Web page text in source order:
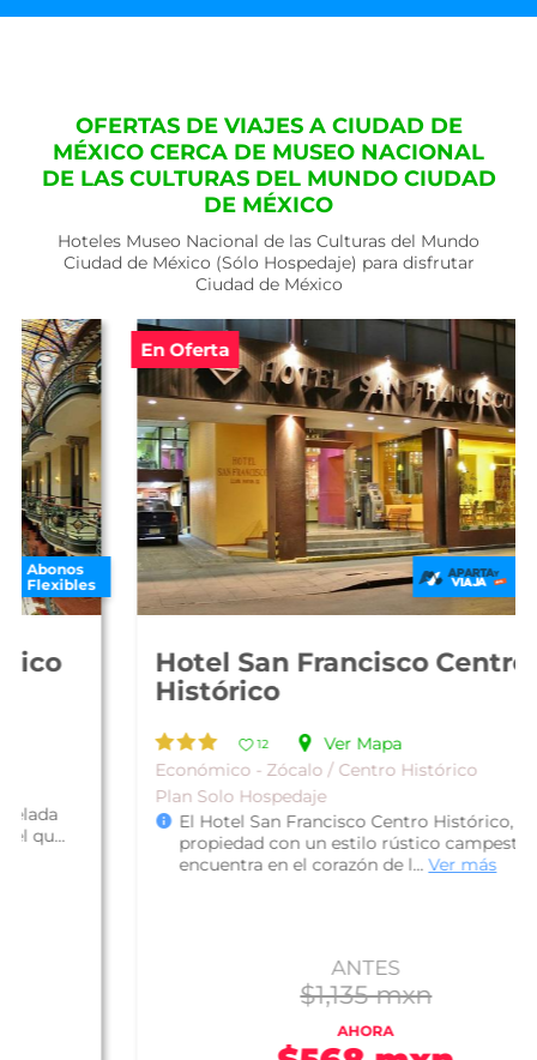
OFERTAS DE VIAJES A CIUDAD DE
MÉXICO CERCA DE MUSEO NACIONAL
DE LAS CULTURAS DEL MUNDO CIUDAD
DE MÉXICO
Hoteles Museo Nacional de las Culturas del Mundo
Ciudad de México (Sólo Hospedaje) para disfrutar
Ciudad de México
En Oferta
Abonos
Flexibles
Hotel San Francisco Centro
Histórico
12
Ver Mapa
Económico - Zócalo / Centro Histórico
Plan Solo Hospedaje
El Hotel San Francisco Centro Histórico, es una
propiedad con un estilo rústico campestre; se
encuentra en el corazón de l...Ver más
$1,135 mxn